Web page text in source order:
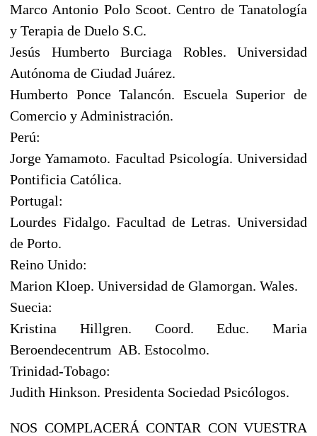
Marco Antonio Polo Scoot. Centro de Tanatología
y Terapia de Duelo S.C.
Jesús Humberto Burciaga Robles. Universidad
Autónoma de Ciudad Juárez.
Humberto Ponce Talancón. Escuela Superior de
Comercio y Administración.
Perú:
Jorge Yamamoto. Facultad Psicología. Universidad
Pontificia Católica.
Portugal:
Lourdes Fidalgo. Facultad de Letras. Universidad
de Porto.
Reino Unido:
Marion Kloep. Universidad de Glamorgan. Wales.
Suecia:
Kristina Hillgren. Coord. Educ. Maria
Beroendecentrum AB. Estocolmo.
Trinidad-Tobago:
Judith Hinkson. Presidenta Sociedad Psicólogos.
NOS COMPLACERÁ CONTAR CON VUESTRA